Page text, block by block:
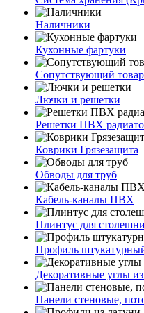
Наличники
Кухонные фартуки
Сопутствующий товар
Лючки и решетки
Решетки ПВХ
Коврики Грязезащита
Обводы для труб
Кабель-каналы ПВХ
Плинтус для
Профиль
Декоративные углы
Панели стеновые,